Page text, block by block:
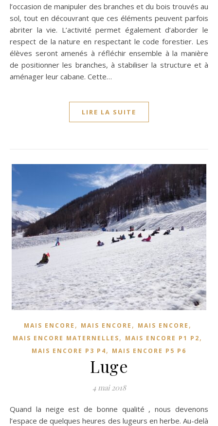
l’occasion de manipuler des branches et du bois trouvés au
sol, tout en découvrant que ces éléments peuvent parfois
abriter la vie. L’activité permet également d’aborder le
respect de la nature en respectant le code forestier. Les
élèves seront amenés à réfléchir ensemble à la manière
de positionner les branches, à stabiliser la structure et à
aménager leur cabane. Cette…
LIRE LA SUITE
MAIS ENCORE , MAIS ENCORE , MAIS ENCORE ,
MAIS ENCORE MATERNELLES, MAIS ENCORE P1 P2,
MAIS ENCORE P3 P4, MAIS ENCORE P5 P6
Luge
4 mai 2018
Quand la neige est de bonne qualité , nous devenons
l’espace de quelques heures des lugeurs en herbe. Au-delà